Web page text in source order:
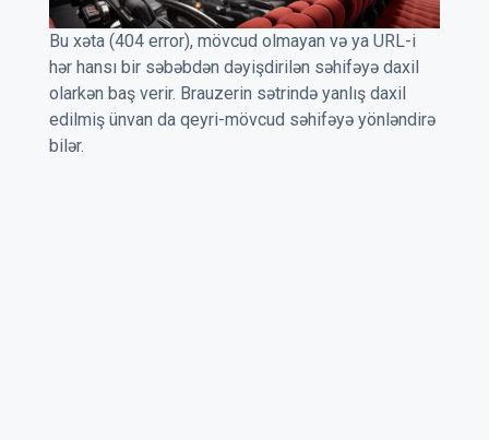
Bu xəta (404 error), mövcud olmayan və ya URL-i
hər hansı bir səbəbdən dəyişdirilən səhifəyə daxil
olarkən baş verir. Brauzerin sətrində yanlış daxil
edilmiş ünvan da qeyri-mövcud səhifəyə yönləndirə
bilər.